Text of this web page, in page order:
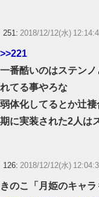
251: 2018/12/12(水)
>>221
一番酷いのはステン
れてる事やろな
弱体化してるとか辻
期に実装された2人は
126: 2018/12/12(水)
きのこ「月姫のキャラ